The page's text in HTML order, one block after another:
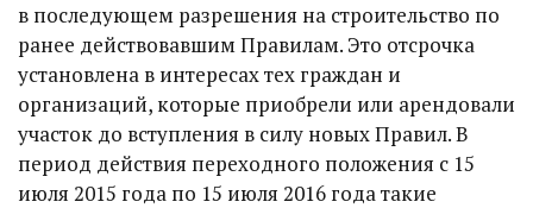
в последующем разрешения на строительство по
ранее действовавшим Правилам. Это отсрочка
установлена в интересах тех граждан и
организаций, которые приобрели или арендовали
участок до вступления в силу новых Правил. В
период действия переходного положения с 15
июля 2015 года по 15 июля 2016 года такие